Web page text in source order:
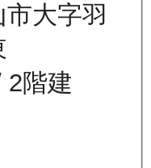
大字羽
2階建